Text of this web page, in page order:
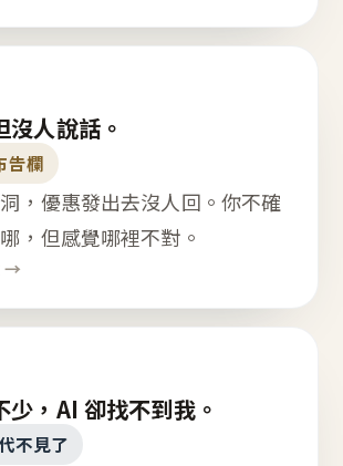
人說話。
告欄
，優惠發出去沒人回。你不確
，但感覺哪裡不對。
→
少，AI 卻找不到我。
不見了